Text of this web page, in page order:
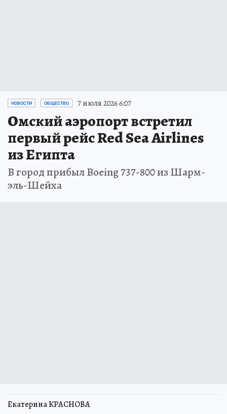
НОВОСТИ ОБЩЕСТВО 7 июля 2026 6:07
Омский аэропорт встретил
первый рейс Red Sea Airlines
из Египта
В город прибыл Boeing 737-800 из Шарм-
эль-Шейха
Екатерина КРАСНОВА